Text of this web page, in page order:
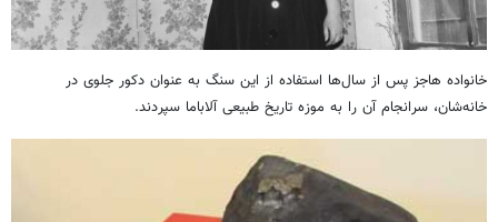
خانواده هاجز پس از سال‌ها استفاده از این سنگ به عنوان دکور جلوی در
خانه‌شان، سرانجام آن را به موزه تاریخ طبیعی آلاباما سپردند.